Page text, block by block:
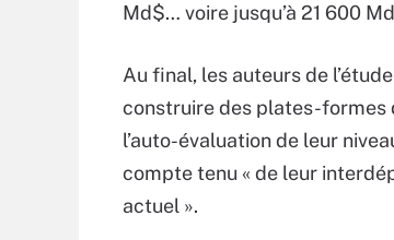
Md$… voire jusqu’à 21 600
Au final, les auteurs de
construire des plates-formes
l’auto-évaluation de leur
compte tenu « de leur
actuel ».